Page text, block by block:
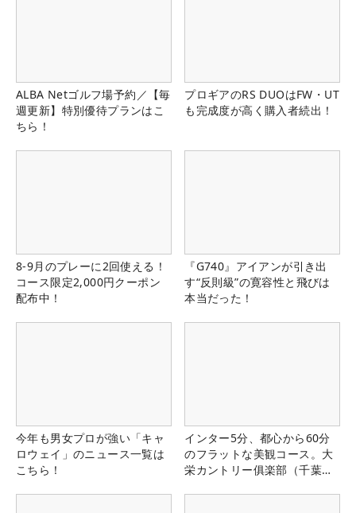
ALBA Netゴルフ場予約／【毎
週更新】特別優待プランはこ
ちら！
プロギアのRS DUOはFW・UT
も完成度が高く購入者続出！
8-9月のプレーに2回使える！
コース限定2,000円クーポン
配布中！
『G740』アイアンが引き出
す“反則級”の寛容性と飛びは
本当だった！
今年も男女プロが強い「キャ
ロウェイ」のニュース一覧は
こちら！
インター5分、都心から60分
のフラットな美観コース。大
栄カントリー俱楽部（千葉